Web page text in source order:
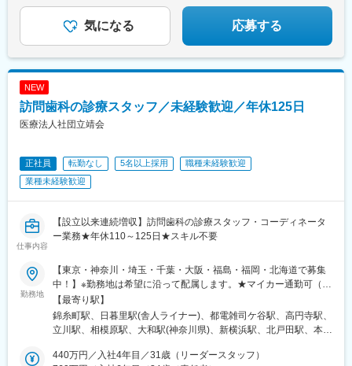
気になる 応募する
NEW
訪問歯科の診療スタッフ／未経験歓迎／年休125日
医療法人社団立靖会
正社員 転勤なし 5名以上採用
職種未経験歓迎
業種未経験歓迎
仕事内容
【設立以来連続増収】訪問歯科の診療スタッフ・コーディネータ
ー業務★年休110～125日★スキル不要
勤務地
【東京・神奈川・埼玉・千葉・大阪・福島・福岡・北海道で募集
中！】※勤務地は希望に沿って配属します。★マイカー通勤可（勤
務場所による）★受動喫煙対策：屋内全面禁煙★福岡は2026年9
月開院予定のオープニングスタッフ＜東京エリア＞錦糸町事業所
日暮里事業所池袋事業所高円寺事業所立川事業所＜神奈川エリア
大宮事業所川越事業所＜千葉エリア＞船橋事業所千葉事業所市川
【最寄り駅】
錦糸町駅、日暮里駅(舎人ライナー)、都電雑司ケ谷駅、高円寺駅、
立川駅、相模原駅、大和駅(神奈川県)、新横浜駅、北戸田駅、本川
陽ケ丘駅、博多駅、郡山駅(福島県)、北２４条駅、北広島駅、菊水
440万円／入社4年目／31歳（リーダースタッフ）